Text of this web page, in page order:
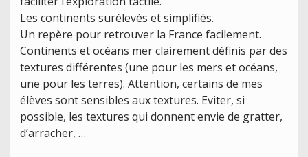
Les continents surélevés et simplifiés.
Un repère pour retrouver la France facilement.
Continents et océans mer clairement définis par des
textures différentes (une pour les mers et océans,
une pour les terres). Attention, certains de mes
élèves sont sensibles aux textures. Eviter, si
possible, les textures qui donnent envie de gratter,
d’arracher, …